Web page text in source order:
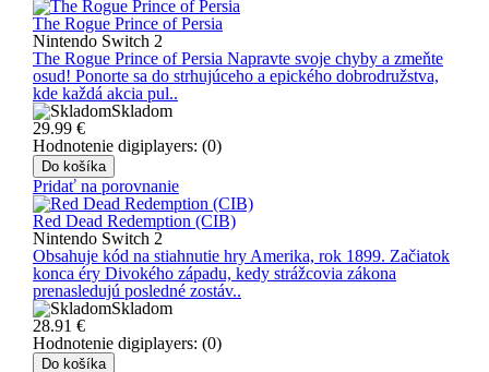
The Rogue Prince of Persia
Nintendo Switch 2
The Rogue Prince of Persia Napravte svoje chyby a zmeňte
osud! Ponorte sa do strhujúceho a epického dobrodružstva,
kde každá akcia pul..
Skladom
29.99 €
Hodnotenie digiplayers: (0)
Do košíka
Pridať na porovnanie
Red Dead Redemption (CIB)
Nintendo Switch 2
Obsahuje kód na stiahnutie hry Amerika, rok 1899. Začiatok
konca éry Divokého západu, kedy strážcovia zákona
prenasledujú posledné zostáv..
Skladom
28.91 €
Hodnotenie digiplayers: (0)
Do košíka